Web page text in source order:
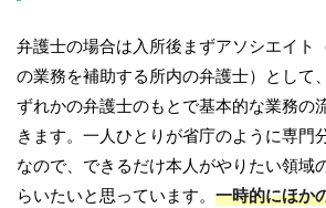
弁護士の場合は入所後まずアソシエイト
の業務を補助する所内の弁護士）として
ずれかの弁護士のもとで基本的な業務の
きます。一人ひとりが省庁のように専門
なので、できるだけ本人がやりたい領域
らいたいと思っています。 一時的にほか